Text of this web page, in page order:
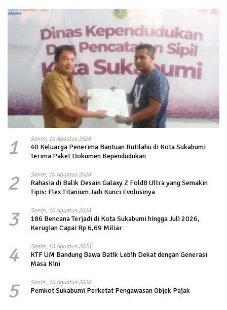
1 Senin, 10 Agustus 2026
40 Keluarga Penerima Bantuan Rutilahu di Kota Sukabumi
Terima Paket Dokumen Kependudukan
2 Senin, 10 Agustus 2026
Rahasia di Balik Desain Galaxy Z Fold8 Ultra yang Semakin
Tipis: Flex Titanium Jadi Kunci Evolusinya
3 Senin, 10 Agustus 2026
186 Bencana Terjadi di Kota Sukabumi hingga Juli 2026,
Kerugian Capai Rp 6,69 Miliar
4 Senin, 10 Agustus 2026
KTF UM Bandung Bawa Batik Lebih Dekat dengan Generasi
Masa Kini
5 Senin, 10 Agustus 2026
Pemkot Sukabumi Perketat Pengawasan Objek Pajak